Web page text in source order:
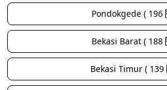
Pondokgede ( 196
Bekasi Barat ( 188
Bekasi Timur ( 139